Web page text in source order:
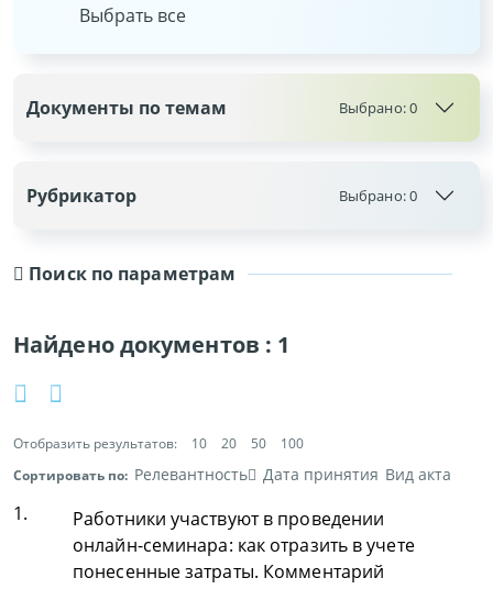
Поиск по параметрам
Найдено документов : 1
Отобразить результатов: 10 20 50
100
Сортировать по: Релевантность Дата принятия Вид акта
1.
Работники участвуют в проведении
онлайн-семинара: как отразить в учете
понесенные затраты. Комментарий
Выбрать все
Документы по темам Выбрано:0
Рубрикатор Выбрано:0